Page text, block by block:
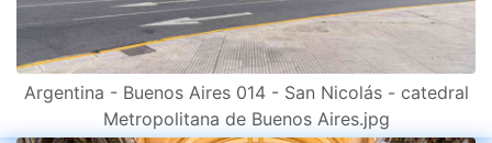
Argentina - Buenos Aires 014 - San Nicolás - catedral
Metropolitana de Buenos Aires.jpg